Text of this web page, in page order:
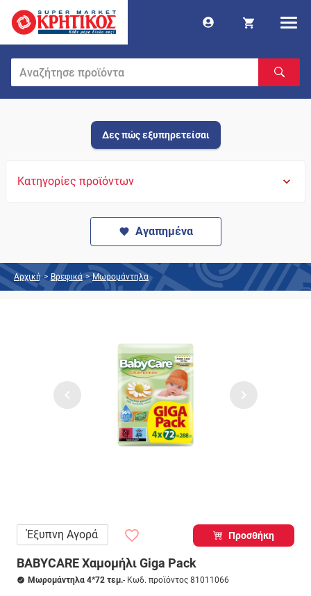
Δες πώς εξυπηρετείσαι
Κατηγορίες προϊόντων
Αγαπημένα
Αρχική > Βρεφικά > Μωρομάντηλα
Έξυπνη Αγορά Προσθήκη
BABYCARE Χαμομήλι Giga Pack
Μωρομάντηλα 4*72 τεμ.- Κωδ. προϊόντος 81011066